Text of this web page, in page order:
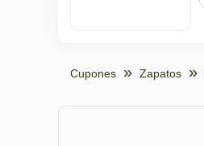
Cupones Zapatos